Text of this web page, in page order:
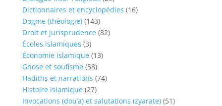
Dictionnaires et encyclopédies (16)
Dogme (théologie) (143)
Droit et jurisprudence (82)
Écoles islamiques (3)
Économie islamique (13)
Gnose et soufisme (58)
Hadiths et narrations (74)
Histoire islamique (27)
Invocations (dou’a) et salutations (zyarate) (51)